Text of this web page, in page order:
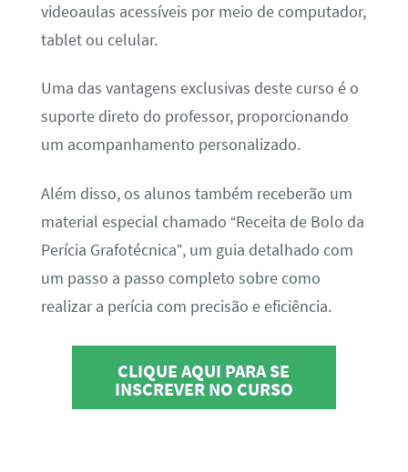
videoaulas acessíveis por meio de computador,
tablet ou celular.
Uma das vantagens exclusivas deste curso é o
suporte direto do professor, proporcionando
um acompanhamento personalizado.
Além disso, os alunos também receberão um
material especial chamado “Receita de Bolo da
Perícia Grafotécnica”, um guia detalhado com
um passo a passo completo sobre como
realizar a perícia com precisão e eficiência.
CLIQUE AQUI PARA SE
INSCREVER NO CURSO